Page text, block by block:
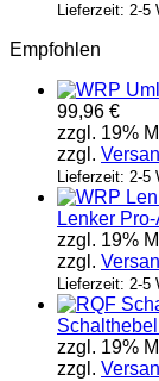
Lieferzeit: 2-5
Empfohlen
99,96 €
zzgl. 19%
zzgl.
Lieferzeit: 2-5
Lenker
zzgl. 19%
zzgl.
Lieferzeit: 2-5
zzgl. 19%
zzgl.